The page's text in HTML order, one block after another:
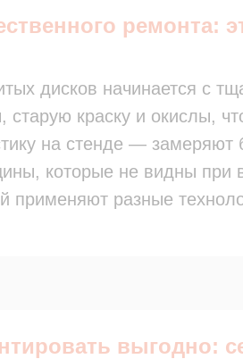
сокращаете лишние
мы сначала проводим
диск — и не
ремонта:
дисков начинается с
старую краску и окислы,
на стенде — замеряют
которые не видны при
разные
для трещин, шлифовку и
технологические
выгодно: